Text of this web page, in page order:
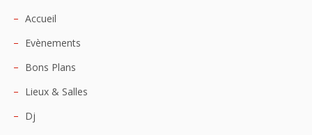
Accueil
Evènements
Bons Plans
Lieux & Salles
Dj